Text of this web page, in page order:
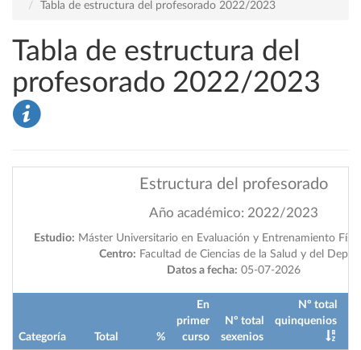
Tabla de estructura del profesorado 2022/2023
Tabla de estructura del
profesorado 2022/2023
Estructura del profesorado
Año académico: 2022/2023
Estudio: Máster Universitario en Evaluación y Entrenamiento
Centro: Facultad de Ciencias de la Salud y del
Datos a fecha: 05-07-2026
Categoría Total %
En
primer
curso
Nº total
sexenios
Nº total
quinquenios